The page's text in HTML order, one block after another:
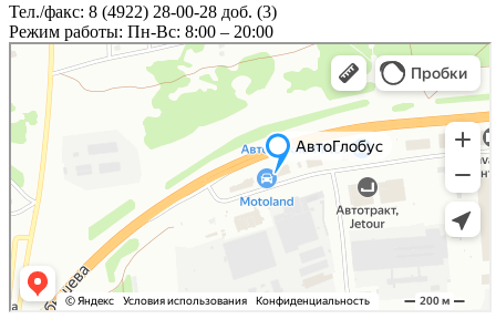
Тел./факс: 8 (4922) 28-00-28 доб. (3)
Режим работы: Пн-Вс: 8:00 – 20:00